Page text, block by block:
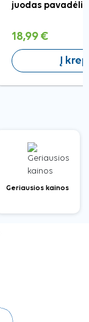
juodas pavadėlis
18,99 €
Į
Geriausios kainos